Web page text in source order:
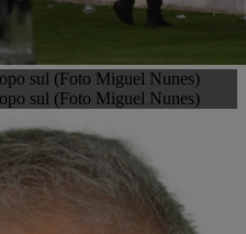
sul (Foto Miguel Nunes)
sul (Foto Miguel Nunes)